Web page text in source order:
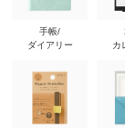
手帳/
ダイアリー
カ